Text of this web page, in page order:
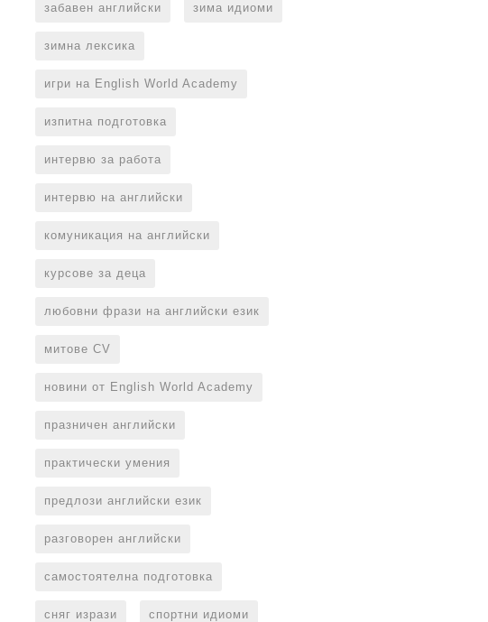
забавен английски зима идиоми
зимна лексика
игри на English World Academy
изпитна подготовка
интервю за работа
интервю на английски
комуникация на английски
курсове за деца
любовни фрази на английски език
митове CV
новини от English World Academy
празничен английски
практически умения
предлози английски език
разговорен английски
самостоятелна подготовка
сняг изрази спортни идиоми